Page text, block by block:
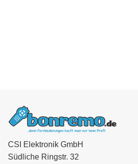
CSI Elektronik GmbH
Südliche Ringstr. 32